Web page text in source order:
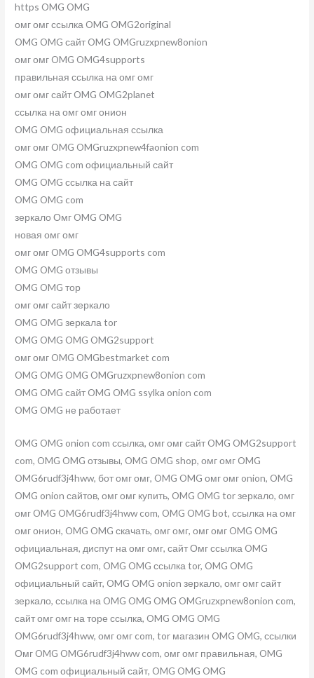
https OMG OMG
омг омг ссылка OMG OMG2original
OMG OMG сайт OMG OMGruzxpnew8onion
омг омг OMG OMG4supports
правильная ссылка на омг омг
омг омг сайт OMG OMG2planet
ссылка на омг омг онион
OMG OMG официальная ссылка
омг омг OMG OMGruzxpnew4faonion com
OMG OMG com официальный сайт
OMG OMG ссылка на сайт
OMG OMG com
зеркало Омг OMG OMG
новая омг омг
омг омг OMG OMG4supports com
OMG OMG отзывы
OMG OMG тор
омг омг сайт зеркало
OMG OMG зеркала tor
OMG OMG OMG OMG2support
омг омг OMG OMGbestmarket com
OMG OMG OMG OMGruzxpnew8onion com
OMG OMG сайт OMG OMG ssylka onion com
OMG OMG не работает
OMG OMG onion com ссылка, омг омг сайт OMG OMG2support
com, OMG OMG отзывы, OMG OMG shop, омг омг OMG
OMG6rudf3j4hww, бот омг омг, OMG OMG омг омг onion, OMG
OMG onion сайтов, омг омг купить, OMG OMG tor зеркало, омг
омг OMG OMG6rudf3j4hww com, OMG OMG bot, ссылка на омг
омг онион, OMG OMG скачать, омг омг, омг омг OMG OMG
официальная, диспут на омг омг, сайт Омг ссылка OMG
OMG2support com, OMG OMG ссылка tor, OMG OMG
официальный сайт, OMG OMG onion зеркало, омг омг сайт
зеркало, ссылка на OMG OMG OMG OMGruzxpnew8onion com,
сайт омг омг на торе ссылка, OMG OMG OMG
OMG6rudf3j4hww, омг омг com, tor магазин OMG OMG, ссылки
Омг OMG OMG6rudf3j4hww com, омг омг правильная, OMG
OMG com официальный сайт, OMG OMG OMG